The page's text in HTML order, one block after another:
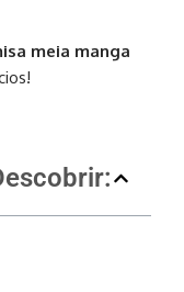
meia manga